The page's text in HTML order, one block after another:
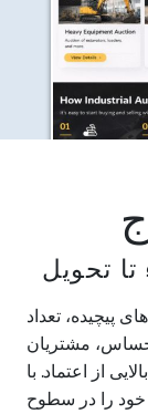
پیچیده، تعداد
مشتریان
از اعتماد. با
خود را در سطوح